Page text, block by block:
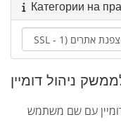
Категории на
ניהול דומיין
עם שם משתמש